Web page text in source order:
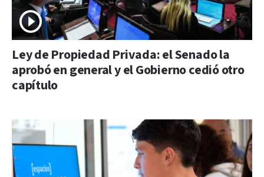
Ley de Propiedad Privada: el Senado la
aprobó en general y el Gobierno cedió otro
capítulo